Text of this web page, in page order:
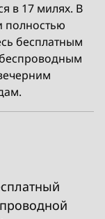
в 17 милях. В
полностью
бесплатным